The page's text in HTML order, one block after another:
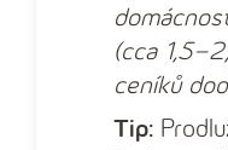
(cca
ceníků
Tip: